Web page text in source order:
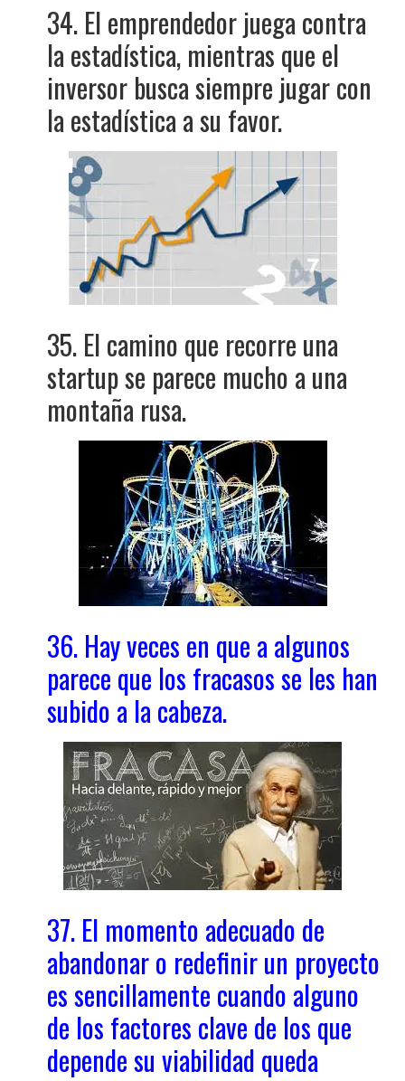
34. El emprendedor juega contra
la estadística, mientras que el
inversor busca siempre jugar con
la estadística a su favor.
35. El camino que recorre una
startup se parece mucho a una
montaña rusa.
36. Hay veces en que a algunos
parece que los fracasos se les han
subido a la cabeza.
37. El momento adecuado de
abandonar o redefinir un proyecto
es sencillamente cuando alguno
de los factores clave de los que
depende su viabilidad queda